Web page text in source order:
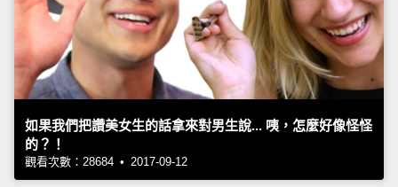
如果我們把讚美女生的話拿來對男生說... 咦，怎麼好像怪怪
的？！
觀看次數：28684 • 2017-09-12